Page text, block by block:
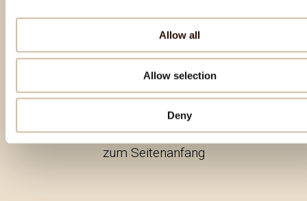
Allow all
Allow selection
Deny
zum Seitenanfang